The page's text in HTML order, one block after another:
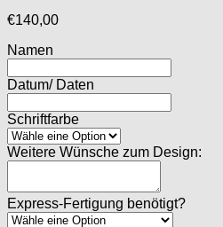
€140,00
Namen
Datum/ Daten
Schriftfarbe
Weitere Wünsche zum Design:
Express-Fertigung benötigt?